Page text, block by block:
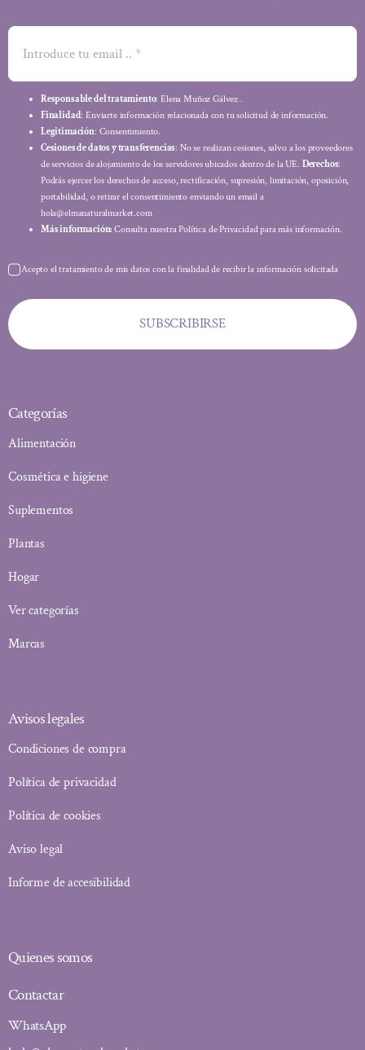
Responsable del tratamiento: Elena Muñoz Gálvez .
Finalidad: Enviarte información relacionada con tu solicitud de información.
Legitimación: Consentimiento.
Cesiones de datos y transferencias: No se realizan cesiones, salvo a los proveedores
de servicios de alojamiento de los servidores ubicados dentro de la UE. Derechos:
Podrás ejercer los derechos de acceso, rectificación, supresión, limitación, oposición,
portabilidad, o retirar el consentimiento enviando un email a
hola@elmanaturalmarket.com
Más información: Consulta nuestra Política de Privacidad para más información.
Acepto el tratamiento de mis datos con la finalidad de recibir la información solicitada
SUBSCRIBIRSE
Categorías
Alimentación
Cosmética e higiene
Suplementos
Plantas
Hogar
Ver categorías
Marcas
Avisos legales
Condiciones de compra
Política de privacidad
Política de cookies
Aviso legal
Informe de accesibilidad
Quienes somos
Contactar
WhatsApp